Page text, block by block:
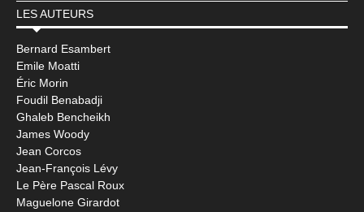
LES AUTEURS
Bernard Esambert
Emile Moatti
Éric Morin
Foudil Benabadji
Ghaleb Bencheikh
James Woody
Jean Corcos
Jean-François Lévy
Le Père Pascal Roux
Maguelone Girardot